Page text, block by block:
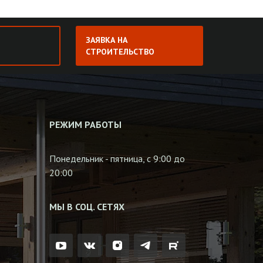
ЗАЯВКА НА
СТРОИТЕЛЬСТВО
РЕЖИМ РАБОТЫ
Понедельник - пятница, с 9:00 до
20:00
МЫ В СОЦ. СЕТЯХ